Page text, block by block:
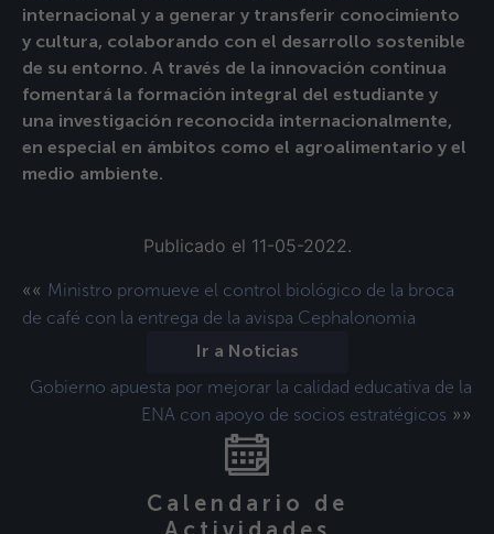
internacional y a generar y transferir conocimiento
y cultura, colaborando con el desarrollo sostenible
de su entorno. A través de la innovación continua
fomentará la formación integral del estudiante y
una investigación reconocida internacionalmente,
en especial en ámbitos como el agroalimentario y el
medio ambiente.
Publicado el 11-05-2022.
«« Ministro promueve el control biológico de la broca
de café con la entrega de la avispa Cephalonomia
Ir a Noticias
Gobierno apuesta por mejorar la calidad educativa de la
ENA con apoyo de socios estratégicos »»
Calendario de